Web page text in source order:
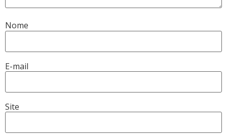
Nome
E-mail
Site